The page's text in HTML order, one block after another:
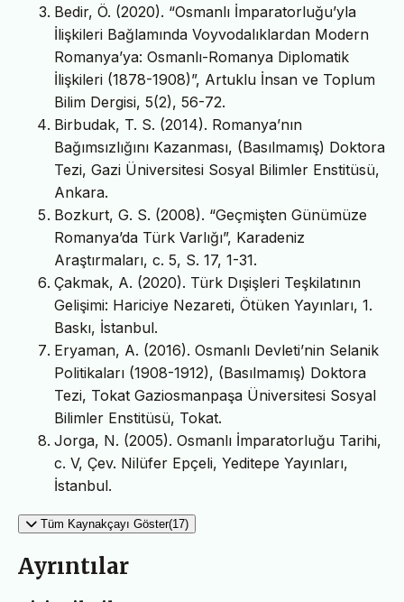
Bedir, Ö. (2020). “Osmanlı İmparatorluğu’yla
İlişkileri Bağlamında Voyvodalıklardan Modern
Romanya’ya: Osmanlı-Romanya Diplomatik
İlişkileri (1878-1908)”, Artuklu İnsan ve Toplum
Bilim Dergisi, 5(2), 56-72.
Birbudak, T. S. (2014). Romanya’nın
Bağımsızlığını Kazanması, (Basılmamış) Doktora
Tezi, Gazi Üniversitesi Sosyal Bilimler Enstitüsü,
Ankara.
Bozkurt, G. S. (2008). “Geçmişten Günümüze
Romanya’da Türk Varlığı”, Karadeniz
Araştırmaları, c. 5, S. 17, 1-31.
Çakmak, A. (2020). Türk Dışişleri Teşkilatının
Gelişimi: Hariciye Nezareti, Ötüken Yayınları, 1.
Baskı, İstanbul.
Eryaman, A. (2016). Osmanlı Devleti’nin Selanik
Politikaları (1908-1912), (Basılmamış) Doktora
Tezi, Tokat Gaziosmanpaşa Üniversitesi Sosyal
Bilimler Enstitüsü, Tokat.
Jorga, N. (2005). Osmanlı İmparatorluğu Tarihi,
c. V, Çev. Nilüfer Epçeli, Yeditepe Yayınları,
İstanbul.
Tüm Kaynakçayı Göster(17)
Ayrıntılar